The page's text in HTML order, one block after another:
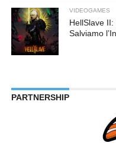
VIDEOGAMES
HellSlave
Salviamo
PARTNERSHIP